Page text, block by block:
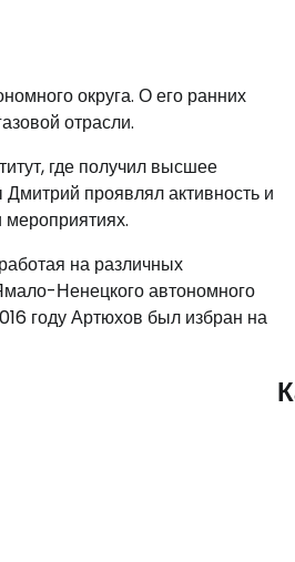
округа. О его ранних
отрасли.
где получил высшее
проявлял активность и
мероприятиях.
на различных
Ненецкого автономного
году Артюхов был избран на